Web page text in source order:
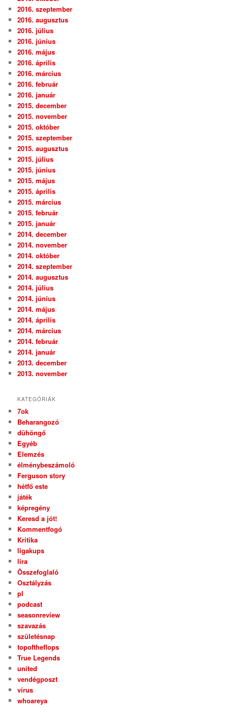
2016. szeptember
2016. augusztus
2016. július
2016. június
2016. május
2016. április
2016. március
2016. február
2016. január
2015. december
2015. november
2015. október
2015. szeptember
2015. augusztus
2015. július
2015. június
2015. május
2015. április
2015. március
2015. február
2015. január
2014. december
2014. november
2014. október
2014. szeptember
2014. augusztus
2014. július
2014. június
2014. május
2014. április
2014. március
2014. február
2014. január
2013. december
2013. november
KATEGÓRIÁK
7ok
Beharangozó
dühöngő
Egyéb
Elemzés
élménybeszámoló
Ferguson story
hétfő este
játék
képregény
Keresd a jót!
Kommentfogó
Kritika
ligakups
líra
Összefoglaló
Osztályzás
pl
podcast
seasonreview
szavazás
születésnap
topoftheflops
True Legends
united
vendégposzt
vírus
whoareya